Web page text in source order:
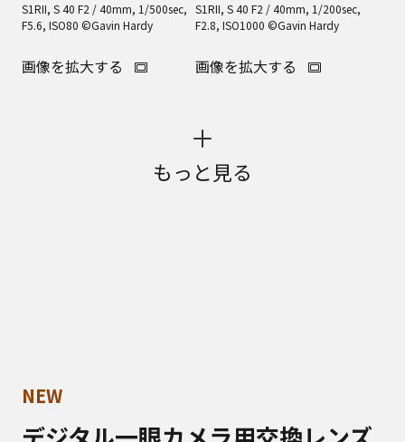
S1RII, S 40 F2 / 40mm, 1/500sec,
F5.6, ISO80 ©Gavin Hardy
画像を拡大する
S1RII, S 40 F2 / 40mm, 1/200sec,
F2.8, ISO1000 ©Gavin Hardy
画像を拡大する
もっと見る
NEW